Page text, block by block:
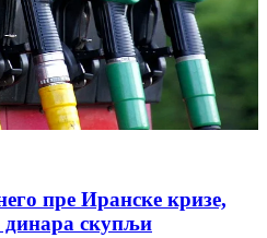
пре Иранске кризе,
динара скупљи